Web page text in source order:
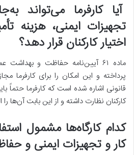
آیا کارفرما می‌تواند
تجهیزات ایمنی، هزینه
اختیار کارکنان قرار دهد؟
ماده ۶۱ آیین‌نامه حفاظت و
پرداخته و این امکان را برای کارفرما
قانونی اشاره شده است که کارفرما حتماً
کارکنان نظارت داشته و از این بابت آن‌ها را
کدام کارگاه‌ها مشمول
کار و تجهیزات ایمنی و